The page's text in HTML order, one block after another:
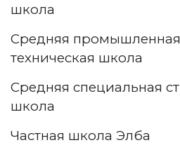
школа
Средняя промышленная
техническая школа
Средняя специальная
школа
Частная школа Элба